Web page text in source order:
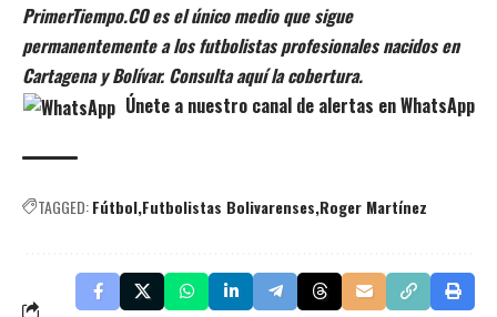
PrimerTiempo.CO es el único medio que sigue
permanentemente a los futbolistas profesionales nacidos en
Cartagena y Bolívar. Consulta aquí la cobertura.
Únete a nuestro canal de alertas en WhatsApp
TAGGED:Fútbol Futbolistas Bolivarenses Roger Martínez